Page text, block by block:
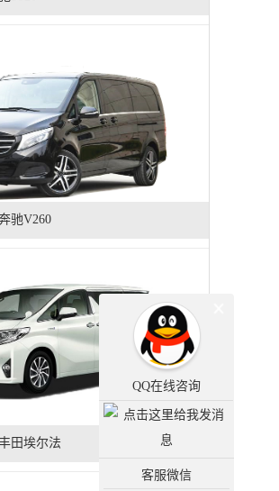
驰V260
田埃尔法
QQ在线咨询
客服微信